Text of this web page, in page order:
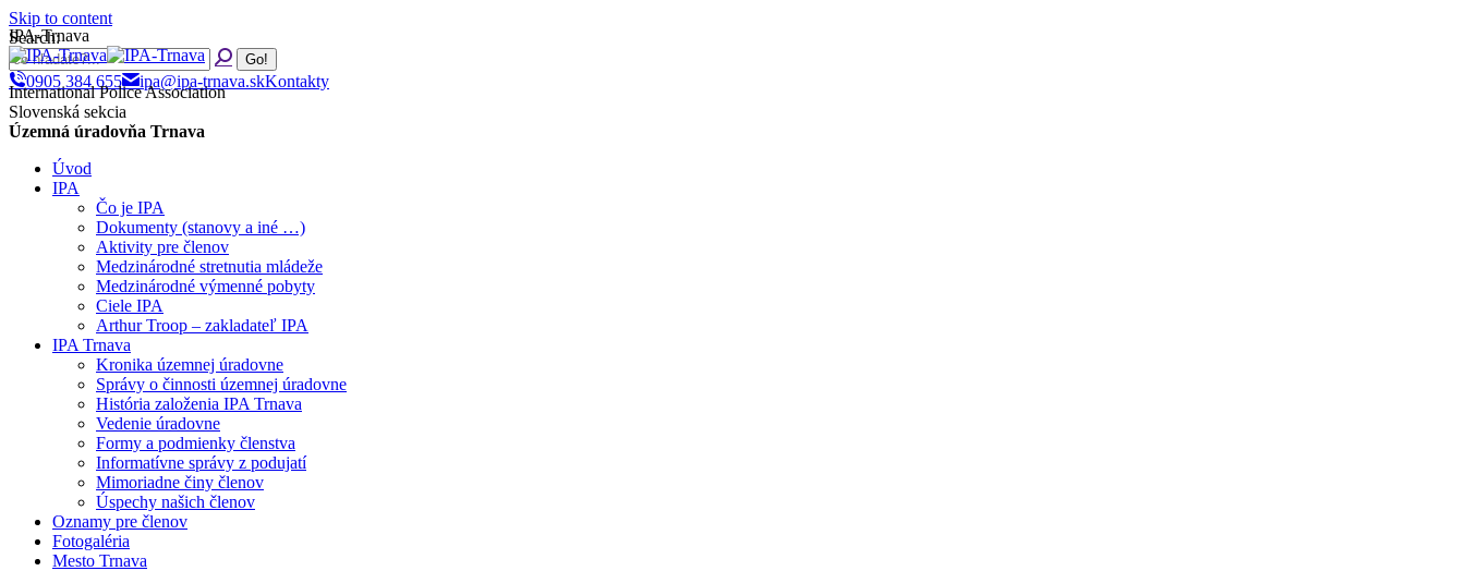
Skip to content
Search:
0905 384 655 ipa@ipa-trnava.skKontakty
IPA-Trnava
International Police Association
Slovenská sekcia
Územná úradovňa Trnava
Úvod
IPA
Čo je IPA
Dokumenty (stanovy a iné …)
Aktivity pre členov
Medzinárodné stretnutia mládeže
Medzinárodné výmenné pobyty
Ciele IPA
Arthur Troop – zakladateľ IPA
IPA Trnava
Kronika územnej úradovne
Správy o činnosti územnej úradovne
História založenia IPA Trnava
Vedenie úradovne
Formy a podmienky členstva
Informatívne správy z podujatí
Mimoriadne činy členov
Úspechy našich členov
Oznamy pre členov
Fotogaléria
Mesto Trnava